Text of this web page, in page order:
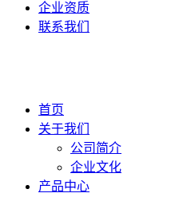
企业资质
联系我们
首页
关于我们
公司简介
企业文化
产品中心